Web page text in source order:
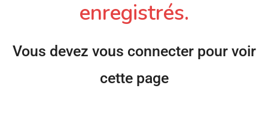
enregistrés.
Vous devez vous connecter pour voir
cette page